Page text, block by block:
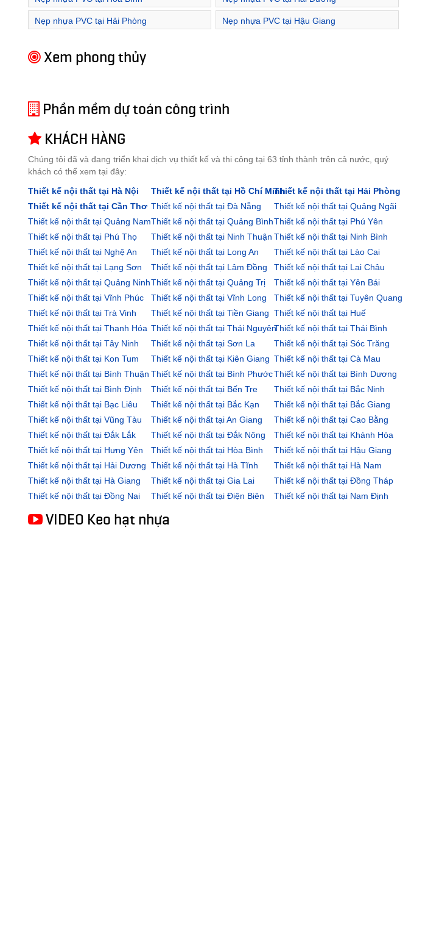
Nẹp nhựa PVC tại Hải Phòng Nẹp nhựa PVC tại Hậu Giang
Xem phong thủy
Phần mềm dự toán công trình
KHÁCH HÀNG
Chúng tôi đã và đang triển khai dịch vụ thiết kế và thi công tại 63 tỉnh thành trên cả nước, quý
khách có thể xem tại đây:
Thiết kế nội thất tại Hà Nội
Thiết kế nội thất tại Hồ Chí MinhThiết kế nội thất tại Hải Phòng
Thiết kế nội thất tại Cần Thơ Thiết kế nội thất tại Đà Nẵng
Thiết kế nội thất tại Quảng Ngãi
Thiết kế nội thất tại Quảng NamThiết kế nội thất tại Quảng BìnhThiết kế nội thất tại Phú Yên
Thiết kế nội thất tại Phú Thọ
Thiết kế nội thất tại Ninh Thuận Thiết kế nội thất tại Ninh Bình
Thiết kế nội thất tại Nghệ An
Thiết kế nội thất tại Long An
Thiết kế nội thất tại Lào Cai
Thiết kế nội thất tại Lạng Sơn
Thiết kế nội thất tại Lâm Đồng
Thiết kế nội thất tại Lai Châu
Thiết kế nội thất tại Quảng NinhThiết kế nội thất tại Quảng Trị
Thiết kế nội thất tại Yên Bái
Thiết kế nội thất tại Vĩnh Phúc
Thiết kế nội thất tại Vĩnh Long
Thiết kế nội thất tại Tuyên Quang
Thiết kế nội thất tại Trà Vinh
Thiết kế nội thất tại Tiền Giang Thiết kế nội thất tại Huế
Thiết kế nội thất tại Thanh Hóa Thiết kế nội thất tại Thái NguyênThiết kế nội thất tại Thái Bình
Thiết kế nội thất tại Tây Ninh
Thiết kế nội thất tại Sơn La
Thiết kế nội thất tại Sóc Trăng
Thiết kế nội thất tại Kon Tum
Thiết kế nội thất tại Kiên Giang Thiết kế nội thất tại Cà Mau
Thiết kế nội thất tại Bình Thuận Thiết kế nội thất tại Bình PhướcThiết kế nội thất tại Bình Dương
Thiết kế nội thất tại Bình Định
Thiết kế nội thất tại Bến Tre
Thiết kế nội thất tại Bắc Ninh
Thiết kế nội thất tại Bạc Liêu
Thiết kế nội thất tại Bắc Kạn
Thiết kế nội thất tại Bắc Giang
Thiết kế nội thất tại Vũng Tàu
Thiết kế nội thất tại An Giang
Thiết kế nội thất tại Cao Bằng
Thiết kế nội thất tại Đắk Lắk
Thiết kế nội thất tại Đắk Nông
Thiết kế nội thất tại Khánh Hòa
Thiết kế nội thất tại Hưng Yên
Thiết kế nội thất tại Hòa Bình
Thiết kế nội thất tại Hậu Giang
Thiết kế nội thất tại Hải Dương Thiết kế nội thất tại Hà Tĩnh
Thiết kế nội thất tại Hà Nam
Thiết kế nội thất tại Hà Giang
Thiết kế nội thất tại Gia Lai
Thiết kế nội thất tại Đồng Tháp
Thiết kế nội thất tại Đồng Nai
Thiết kế nội thất tại Điện Biên Thiết kế nội thất tại Nam Định
VIDEO Keo hạt nhựa